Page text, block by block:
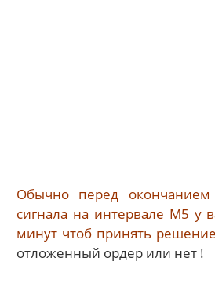
Обычно перед окончанием
сигнала на интервале M5 у
минут чтоб принять решение
отложенный ордер или нет !